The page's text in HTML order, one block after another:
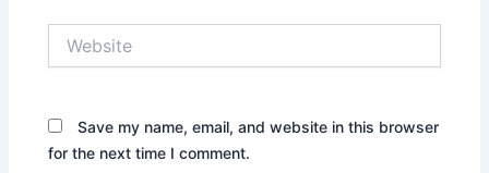
Save my name, email, and website in this browser
for the next time I comment.